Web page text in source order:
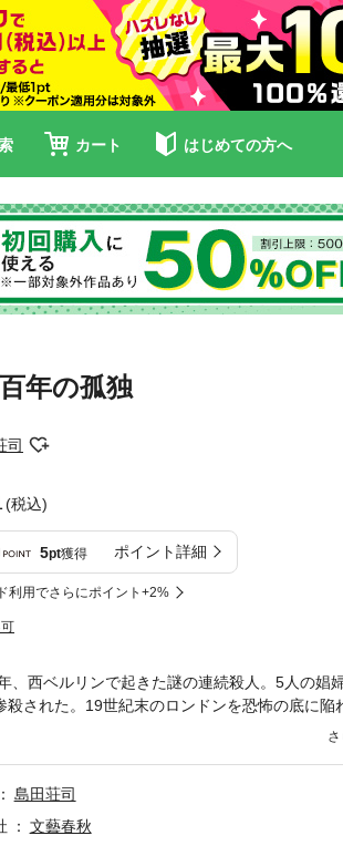
カート はじめての方へ
年の孤独
司
(税込)
5pt獲得 ポイント詳細
利用でさらにポイント+2%
、西ベルリンで起きた謎の連続殺人。5人の娼
殺された。19世紀末のロンドンを恐怖の底に陥
罪史上最大の謎「切り裂きジャック事件」を
島田荘司
文藝春秋